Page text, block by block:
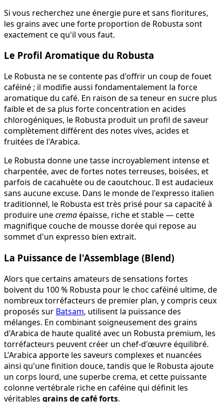
Si vous recherchez une énergie pure et sans fioritures,
les grains avec une forte proportion de Robusta sont
exactement ce qu'il vous faut.
Le Profil Aromatique du Robusta
Le Robusta ne se contente pas d'offrir un coup de fouet
caféiné ; il modifie aussi fondamentalement la force
aromatique du café. En raison de sa teneur en sucre plus
faible et de sa plus forte concentration en acides
chlorogéniques, le Robusta produit un profil de saveur
complètement différent des notes vives, acides et
fruitées de l'Arabica.
Le Robusta donne une tasse incroyablement intense et
charpentée, avec de fortes notes terreuses, boisées, et
parfois de cacahuète ou de caoutchouc. Il est audacieux
sans aucune excuse. Dans le monde de l'expresso italien
traditionnel, le Robusta est très prisé pour sa capacité à
produire unecremaépaisse, riche et stable — cette
magnifique couche de mousse dorée qui repose au
sommet d'un expresso bien extrait.
La Puissance de l'Assemblage (Blend)
Alors que certains amateurs de sensations fortes
boivent du 100 % Robusta pour le choc caféiné ultime, de
nombreux torréfacteurs de premier plan, y compris ceux
proposés sur Batsam, utilisent la puissance des
mélanges. En combinant soigneusement des grains
d'Arabica de haute qualité avec un Robusta premium, les
torréfacteurs peuvent créer un chef-d'œuvre équilibré.
L'Arabica apporte les saveurs complexes et nuancées
ainsi qu'une finition douce, tandis que le Robusta ajoute
un corps lourd, une superbe crema, et cette puissante
colonne vertébrale riche en caféine qui définit les
véritables grains de café forts.